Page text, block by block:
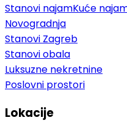
Stanovi najamKuće
Novogradnja
Stanovi Zagreb
Stanovi obala
Luksuzne nekretnine
Poslovni prostori
Lokacije